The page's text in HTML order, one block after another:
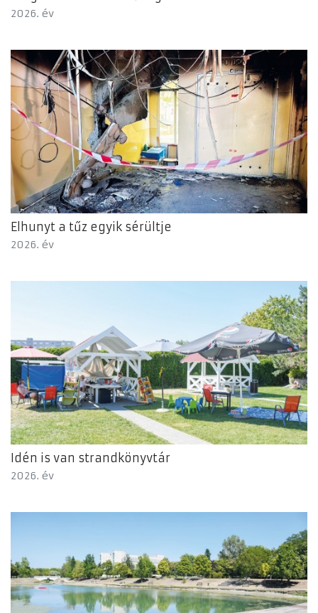
2026. év
Elhunyt a tűz egyik sérültje
2026. év
Idén is van strandkönyvtár
2026. év